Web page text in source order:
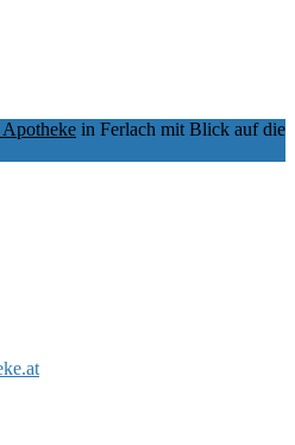
in Ferlach mit Blick auf die